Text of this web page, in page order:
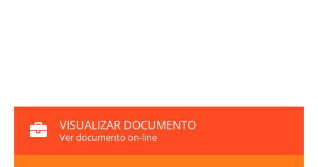
VISUALIZAR DOCUMENTO
Ver documento on-line